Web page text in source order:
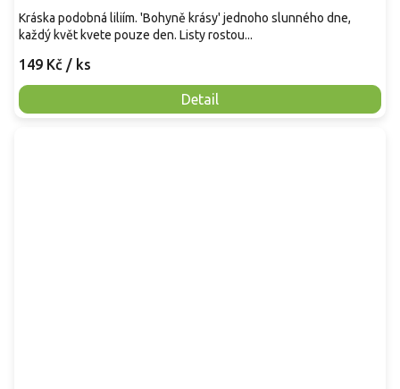
149 Kč / ks
Detail
Kráska podobná liliím. 'Bohyně krásy' jednoho slunného dne,
každý květ kvete pouze den. Listy rostou...